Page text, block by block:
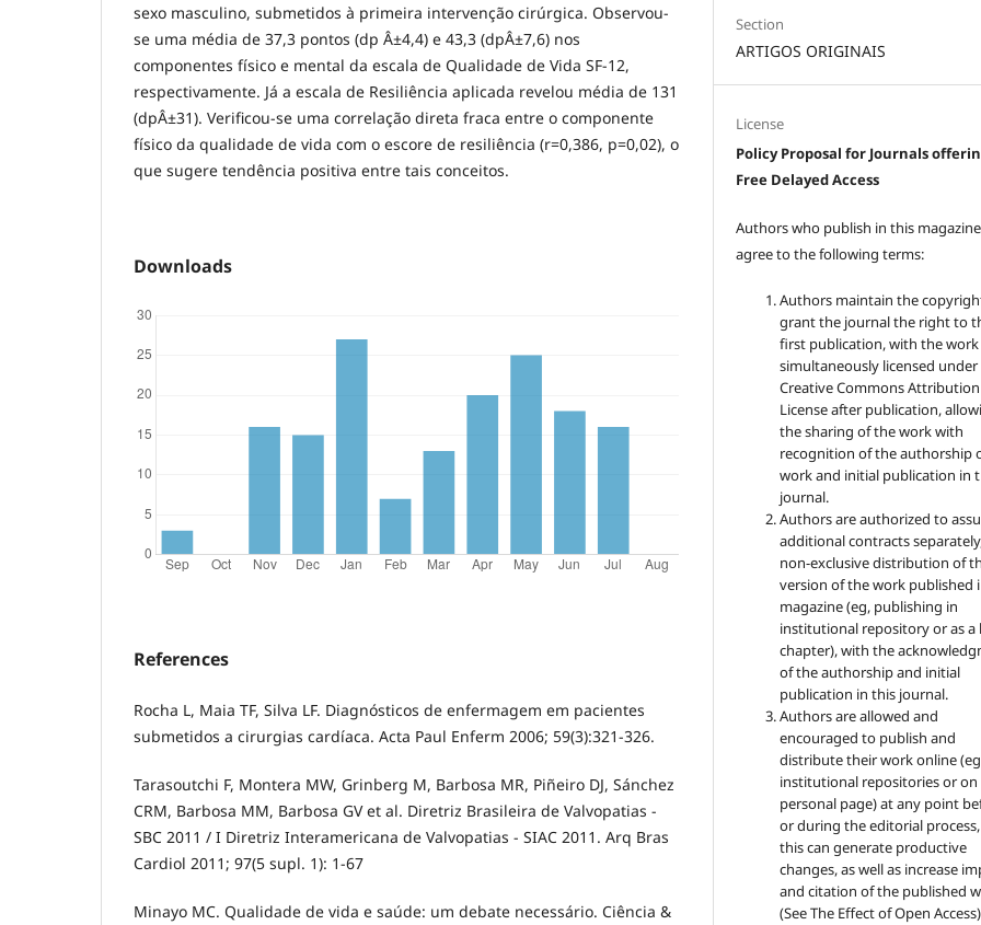
sexo masculino, submetidos à primeira intervenção cirúrgica. Observou-
se uma média de 37,3 pontos (dp Â±4,4) e 43,3 (dpÂ±7,6) nos
componentes físico e mental da escala de Qualidade de Vida SF-12,
respectivamente. Já a escala de Resiliência aplicada revelou média de 131
(dpÂ±31). Verificou-se uma correlação direta fraca entre o componente
físico da qualidade de vida com o escore de resiliência (r=0,386, p=0,02), o
que sugere tendência positiva entre tais conceitos.
Downloads
References
Rocha L, Maia TF, Silva LF. Diagnósticos de enfermagem em pacientes
submetidos a cirurgias cardíaca. Acta Paul Enferm 2006; 59(3):321-326.
Tarasoutchi F, Montera MW, Grinberg M, Barbosa MR, Piñeiro DJ, Sánchez
CRM, Barbosa MM, Barbosa GV et al. Diretriz Brasileira de Valvopatias -
SBC 2011 / I Diretriz Interamericana de Valvopatias - SIAC 2011. Arq Bras
Cardiol 2011; 97(5 supl. 1): 1-67
Minayo MC. Qualidade de vida e saúde: um debate necessário. Ciência &
Section
ARTIGOS ORIGINAIS
License
Policy Proposal for Journals
Free Delayed Access
Authors who publish in this magazine
agree to the following terms:
Authors maintain the
grant the journal the right to
first publication, with the work
simultaneously licensed under
Creative Commons Attribution
License after publication,
the sharing of the work with
recognition of the authorship
work and initial publication in
journal.
Authors are authorized to
additional contracts
non-exclusive distribution of
version of the work published
magazine (eg, publishing in
institutional repository or as a
chapter), with the
of the authorship and initial
publication in this journal.
Authors are allowed and
encouraged to publish and
distribute their work online
institutional repositories or
personal page) at any point
or during the editorial
this can generate productive
changes, as well as increase
and citation of the published
(See The Effect of Open